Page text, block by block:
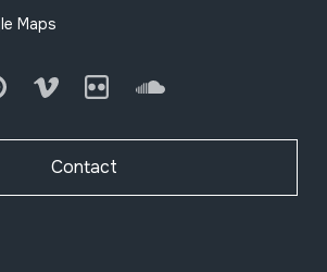
Maps
Issuu Vimeo Flickr SoundCloud
Contact